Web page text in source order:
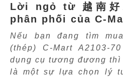
Lời ngỏ từ 越南
phân phối của C-
Nếu bạn đang tìm
(thép) C-Mart A2103-
dụng cụ tương đương thì
là một sự lựa chọn lý